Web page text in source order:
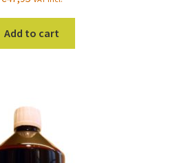
Add to cart